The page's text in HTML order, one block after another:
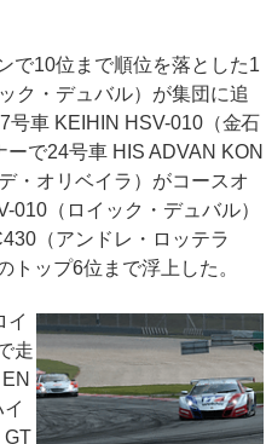
で10位まで順位を落とした1
ク・デュバル）が集団に追
号車 KEIHIN HSV-010（金石
で24号車 HIS ADVAN KON
・オリベイラ）がコースオ
010（ロイック・デュバル）
（アンドレ・ロッテラ
トップ6位まで浮上した。
イ
走
GT